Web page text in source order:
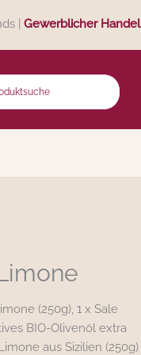
| Gewerblicher Handel
(250g), 1 x Sale
BIO-Olivenöl extra
aus Sizilien (250g)